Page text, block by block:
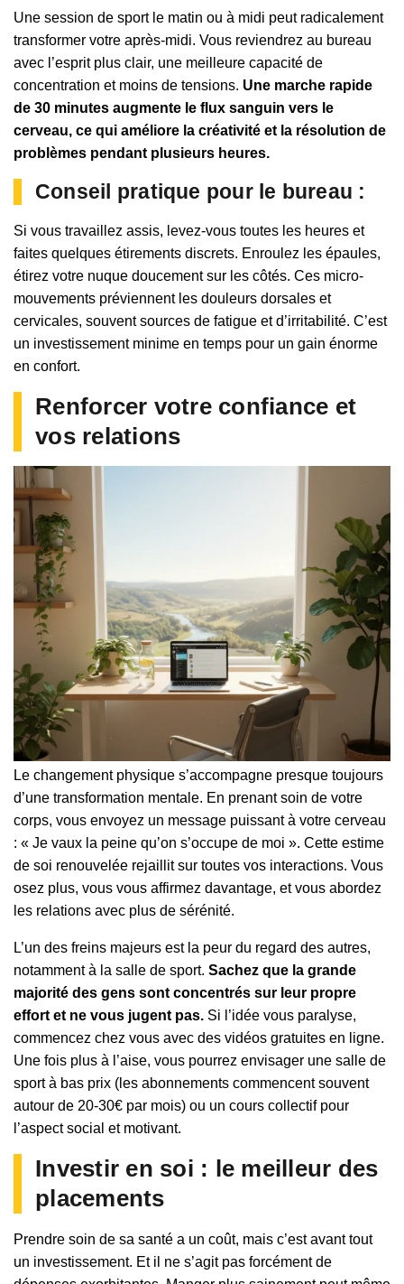
Une session de sport le matin ou à midi peut radicalement
transformer votre après-midi. Vous reviendrez au bureau
avec l’esprit plus clair, une meilleure capacité de
concentration et moins de tensions. Une marche rapide
de 30 minutes augmente le flux sanguin vers le
cerveau, ce qui améliore la créativité et la résolution de
problèmes pendant plusieurs heures.
Conseil pratique pour le bureau :
Si vous travaillez assis, levez-vous toutes les heures et
faites quelques étirements discrets. Enroulez les épaules,
étirez votre nuque doucement sur les côtés. Ces micro-
mouvements préviennent les douleurs dorsales et
cervicales, souvent sources de fatigue et d’irritabilité. C’est
un investissement minime en temps pour un gain énorme
en confort.
Renforcer votre confiance et
vos relations
Le changement physique s’accompagne presque toujours
d’une transformation mentale. En prenant soin de votre
corps, vous envoyez un message puissant à votre cerveau
: « Je vaux la peine qu’on s’occupe de moi ». Cette estime
de soi renouvelée rejaillit sur toutes vos interactions. Vous
osez plus, vous vous affirmez davantage, et vous abordez
les relations avec plus de sérénité.
L’un des freins majeurs est la peur du regard des autres,
notamment à la salle de sport. Sachez que la grande
majorité des gens sont concentrés sur leur propre
effort et ne vous jugent pas. Si l’idée vous paralyse,
commencez chez vous avec des vidéos gratuites en ligne.
Une fois plus à l’aise, vous pourrez envisager une salle de
sport à bas prix (les abonnements commencent souvent
autour de 20-30€ par mois) ou un cours collectif pour
l’aspect social et motivant.
Investir en soi : le meilleur des
placements
Prendre soin de sa santé a un coût, mais c’est avant tout
un investissement. Et il ne s’agit pas forcément de